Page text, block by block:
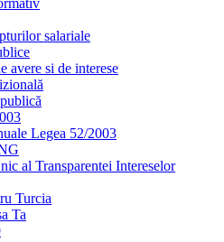
salariale
avere si de interese
Legea 52/2003
al Transparentei Intereselor
Turcia
Ta